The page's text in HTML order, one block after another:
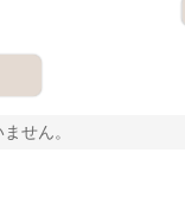
せん。